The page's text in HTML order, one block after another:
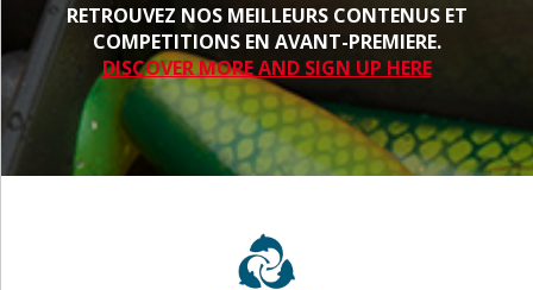
RETROUVEZ NOS MEILLEURS CONTENUS ET
COMPETITIONS EN AVANT-PREMIERE.
DISCOVER MORE AND SIGN UP HERE